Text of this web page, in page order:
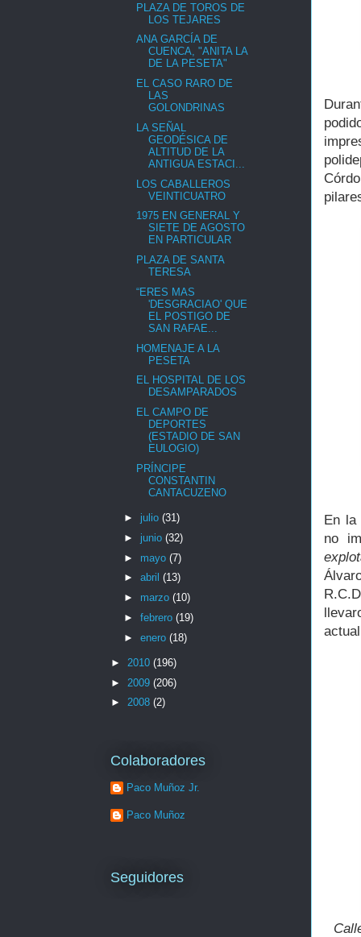
En la
no
PLAZA DE TOROS DE
LOS TEJARES
ANA GARCÍA DE
CUENCA, "ANITA LA
DE LA PESETA"
EL CASO RARO DE
LAS
GOLONDRINAS
LA SEÑAL
GEODÉSICA DE
ALTITUD DE LA
ANTIGUA ESTACI...
LOS CABALLEROS
VEINTICUATRO
1975 EN GENERAL Y
SIETE DE AGOSTO
EN PARTICULAR
PLAZA DE SANTA
TERESA
“ERES MAS
'DESGRACIAO' QUE
EL POSTIGO DE
SAN RAFAE...
HOMENAJE A LA
PESETA
EL HOSPITAL DE LOS
DESAMPARADOS
EL CAMPO DE
DEPORTES
(ESTADIO DE SAN
EULOGIO)
PRÍNCIPE
CONSTANTIN
CANTACUZENO
► julio (31)
► junio (32)
► mayo (7)
► abril (13)
► marzo (10)
► febrero (19)
► enero (18)
► 2010 (196)
► 2009 (206)
► 2008 (2)
Colaboradores
Paco Muñoz Jr.
Paco Muñoz
Seguidores